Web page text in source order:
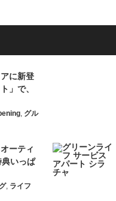
に新登
」で、
, グル
ーティ
いっぱ
, ライフ